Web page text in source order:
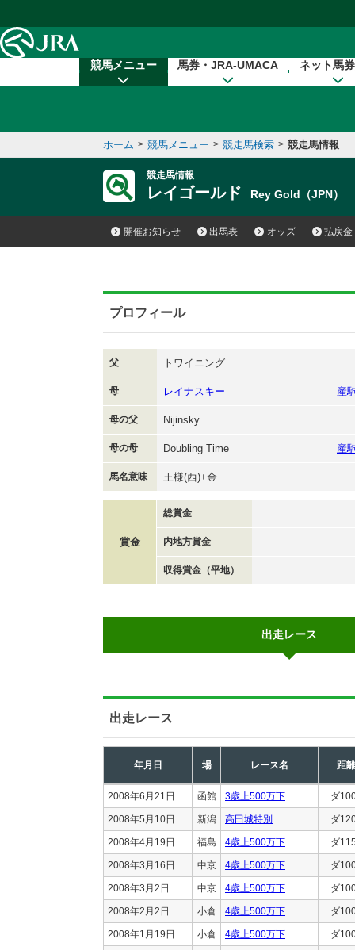
競馬メニュー 馬券・JRA-UMACA ネット馬
ホーム > 競馬メニュー > 競走馬検索 > 競走馬情報
競走馬情報
レイゴールド Rey Gold（JPN）
開催お知らせ 出馬表 オッズ 払戻金
プロフィール
父 トワイニング
母 レイナスキー 産
母の父 Nijinsky
母の母 Doubling Time 産
馬名意味 王様(西)+金
賞金
総賞金
内地方賞金
収得賞金（平地）
出走レース
出走レース
年月日 場 レース名 距離
2008年6月21日 函館 3歳上500万下 ダ
2008年5月10日 新潟 高田城特別 ダ
2008年4月19日 福島 4歳上500万下 ダ
2008年3月16日 中京 4歳上500万下 ダ
2008年3月2日 中京 4歳上500万下 ダ
2008年2月2日 小倉 4歳上500万下 ダ
2008年1月19日 小倉 4歳上500万下 ダ